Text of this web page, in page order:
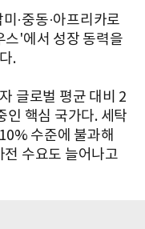
·중동·아프리카로
스'에서 성장 동력을
.
글로벌 평균 대비 2
인 핵심 국가다. 세탁
수준에 불과해
수요도 늘어나고